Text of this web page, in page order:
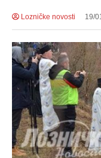
Lozničke novosti 19/